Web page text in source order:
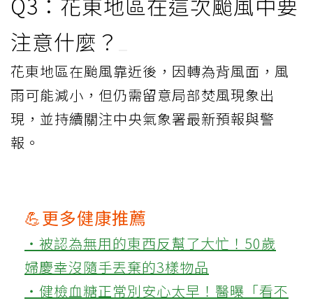
注意什麼？
花東地區在颱風靠近後，因轉為背風面，風
雨可能減小，但仍需留意局部焚風現象出
現，並持續關注中央氣象署最新預報與警
報。
💪更多健康推薦
‧被認為無用的東西反幫了大忙！50歲
婦慶幸沒隨手丟棄的3樣物品
‧健檢血糖正常別安心太早！醫曝「看不